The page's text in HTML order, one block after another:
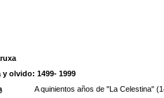
olvido: 1499- 1999
A quinientos años de "La Celestina"